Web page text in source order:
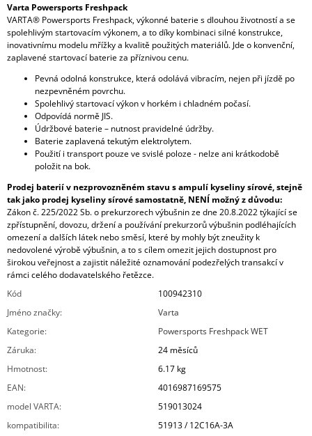
Varta Powersports Freshpack
VARTA® Powersports Freshpack, výkonné baterie s dlouhou životností a se
spolehlivým startovacím výkonem, a to díky kombinaci silné konstrukce,
inovativnímu modelu mřížky a kvalitě použitých materiálů. Jde o konvenční,
zaplavené startovací baterie za příznivou cenu.
Pevná odolná konstrukce, která odolává vibracím, nejen při jízdě po
nezpevněném povrchu.
Spolehlivý startovací výkon v horkém i chladném počasí.
Odpovídá normě JIS.
Údržbové baterie – nutnost pravidelné údržby.
Baterie zaplavená tekutým elektrolytem.
Použití i transport pouze ve svislé poloze - nelze ani krátkodobě
položit na bok.
Prodej baterií v nezprovozněném stavu s ampulí kyseliny sírové, stejně
tak jako prodej kyseliny sírové samostatně, NENÍ možný z důvodu:
Zákon č. 225/2022 Sb. o prekurzorech výbušnin ze dne 20.8.2022 týkající se
zpřístupnění, dovozu, držení a používání prekurzorů výbušnin podléhajících
omezení a dalších látek nebo směsí, které by mohly být zneužity k
nedovolené výrobě výbušnin, a to s cílem omezit jejich dostupnost pro
širokou veřejnost a zajistit náležité oznamování podezřelých transakcí v
rámci celého dodavatelského řetězce.
Kód
100942310
Jméno značky:
Varta
Kategorie:
Powersports Freshpack WET
Záruka:
24 měsíců
Hmotnost:
6.17 kg
EAN:
4016987169575
model VARTA:
519013024
kompatibilita:
51913 / 12C16A-3A